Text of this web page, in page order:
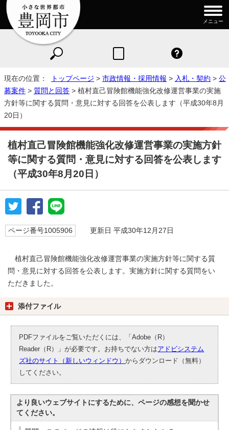
メニュー
現在の位置： トップページ > 市政情報・採用情報 > 入札・契約 > 公
募案件 > 質問と回答 > 植村直己冒険館機能強化改修運営事業の実施
方針等に関する質問・意見に対する回答を公表します（平成30年8月
20日）
植村直己冒険館機能強化改修運営事業の実施方針
等に関する質問・意見に対する回答を公表します
（平成30年8月20日）
ページ番号1005906 更新日 平成30年12月27日
植村直己冒険館機能強化改修運営事業の実施方針等に関する質
問・意見に対する回答を公表します。実施方針に関する質問をい
ただきました。
添付ファイル
PDFファイルをご覧いただくには、「Adobe（R）
Reader（R）」が必要です。お持ちでない方はアドビシステム
ズ社のサイト（新しいウィンドウ）からダウンロード（無料）
してください。
より良いウェブサイトにするために、ページの感想を聞かせ
てください。